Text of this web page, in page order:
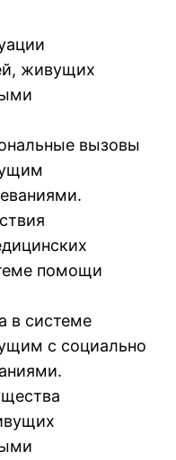
живущих
вызовы
помощи
в системе
с социально